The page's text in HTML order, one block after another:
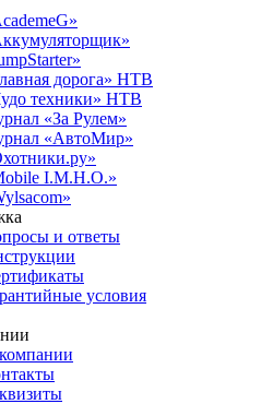
дорога» НТВ
техники» НТВ
«За Рулем»
«АвтоМир»
I.M.H.O.»
и ответы
условия